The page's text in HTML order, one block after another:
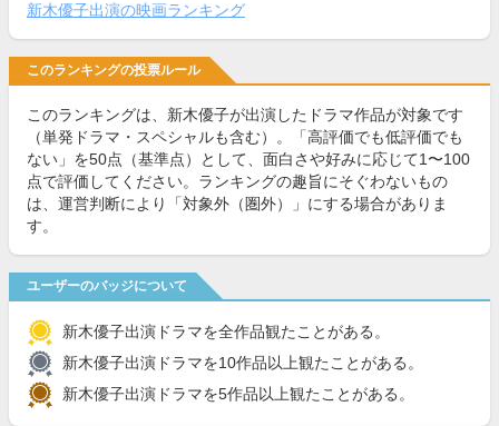
新木優子出演の映画ランキング
このランキングの投票ルール
このランキングは、新木優子が出演したドラマ作品が対象です
（単発ドラマ・スペシャルも含む）。「高評価でも低評価でも
ない」を50点（基準点）として、面白さや好みに応じて1〜100
点で評価してください。ランキングの趣旨にそぐわないもの
は、運営判断により「対象外（圏外）」にする場合がありま
す。
ユーザーのバッジについて
新木優子出演ドラマを全作品観たことがある。
新木優子出演ドラマを10作品以上観たことがある。
新木優子出演ドラマを5作品以上観たことがある。